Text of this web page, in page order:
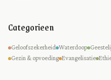
Categorieen
Geloofszekerheid Waterdoop
Gezin & opvoeding Evangelisatie